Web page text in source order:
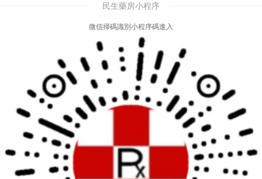
民生藥房小程序
微信掃碼識別小程序碼進入